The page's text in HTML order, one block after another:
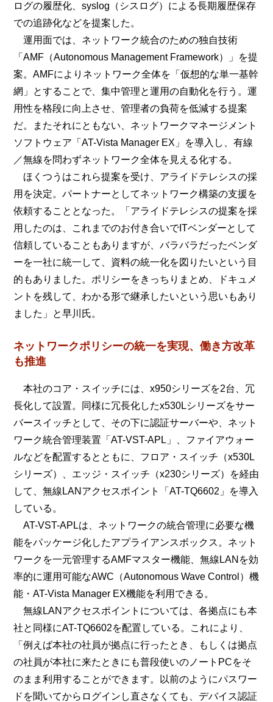
ログの履歴化、syslog（シスログ）による長期履歴保存
での追跡化などを提案した。
運用面では、ネットワーク統合のための独自技術
「AMF（Autonomous Management Framework）」を提
案。AMFによりネットワーク全体を「仮想的な単一基幹
網」とすることで、集中管理と運用の自動化を行う。運
用性を格段に向上させ、管理者の負荷を低減する提案
だ。またそれにともない、ネットワークマネージメント
ソフトウェア「AT-Vista Manager EX」を導入し、有線
／無線を問わずネットワーク全体を見える化する。
ほくつうはこれら提案を受け、アライドテレシスの採
用を決定。パートナーとしてネットワーク構築の支援を
依頼することとなった。「アライドテレシスの提案を採
用したのは、これまでのお付き合いでITベンダーとして
信頼していることもありますが、バラバラだったベンダ
ーを一社に統一して、資料の統一化を図りたいという目
的もありました。ポリシーをきっちりまとめ、ドキュメ
ントを残して、わかる形で継承したいという思いもあり
ました」と早川氏。
ネットワークポリシーの統一を実現、働き方改革
も推進
本社のコア・スイッチには、x950シリーズを2台、冗
長化して設置。同様に冗長化したx530Lシリーズをサー
バースイッチとして、その下に認証サーバーや、ネット
ワーク統合管理装置「AT-VST-APL」、ファイアウォー
ルなどを配置するとともに、フロア・スイッチ（x530L
シリーズ）、エッジ・スイッチ（x230シリーズ）を経由
して、無線LANアクセスポイント「AT-TQ6602」を導入
している。
AT-VST-APLは、ネットワークの統合管理に必要な機
能をパッケージ化したアプライアンスボックス。ネット
ワークを一元管理するAMFマスター機能、無線LANを効
率的に運用可能なAWC（Autonomous Wave Control）機
能・AT-Vista Manager EX機能を利用できる。
無線LANアクセスポイントについては、各拠点にも本
社と同様にAT-TQ6602を配置している。これにより、
「例えば本社の社員が拠点に行ったとき、もしくは拠点
の社員が本社に来たときにも普段使いのノートPCをそ
のまま利用することができます。以前のようにパスワー
ドを聞いてからログインし直さなくても、デバイス認証